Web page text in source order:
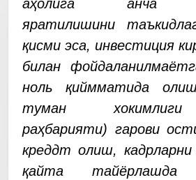
аҳолига анча
яратилишини
қисми эса, инвестиция
билан
ноль қиймматида
туман
раҳбарияти) гарови
креддт олиш,
қайта тайёрлашда